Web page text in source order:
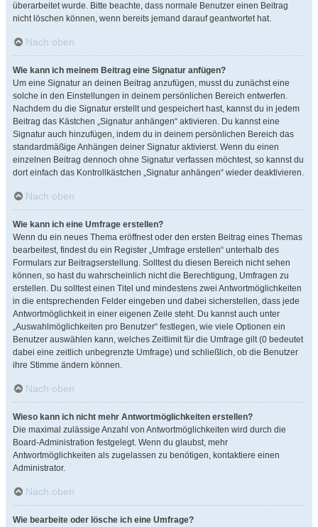
überarbeitet wurde. Bitte beachte, dass normale Benutzer einen Beitrag
nicht löschen können, wenn bereits jemand darauf geantwortet hat.
Nach oben
Wie kann ich meinem Beitrag eine Signatur anfügen?
Um eine Signatur an deinen Beitrag anzufügen, musst du zunächst eine
solche in den Einstellungen in deinem persönlichen Bereich entwerfen.
Nachdem du die Signatur erstellt und gespeichert hast, kannst du in jedem
Beitrag das Kästchen „Signatur anhängen“ aktivieren. Du kannst eine
Signatur auch hinzufügen, indem du in deinem persönlichen Bereich das
standardmäßige Anhängen deiner Signatur aktivierst. Wenn du einen
einzelnen Beitrag dennoch ohne Signatur verfassen möchtest, so kannst du
dort einfach das Kontrollkästchen „Signatur anhängen“ wieder deaktivieren.
Nach oben
Wie kann ich eine Umfrage erstellen?
Wenn du ein neues Thema eröffnest oder den ersten Beitrag eines Themas
bearbeitest, findest du ein Register „Umfrage erstellen“ unterhalb des
Formulars zur Beitragserstellung. Solltest du diesen Bereich nicht sehen
können, so hast du wahrscheinlich nicht die Berechtigung, Umfragen zu
erstellen. Du solltest einen Titel und mindestens zwei Antwortmöglichkeiten
in die entsprechenden Felder eingeben und dabei sicherstellen, dass jede
Antwortmöglichkeit in einer eigenen Zeile steht. Du kannst auch unter
„Auswahlmöglichkeiten pro Benutzer“ festlegen, wie viele Optionen ein
Benutzer auswählen kann, welches Zeitlimit für die Umfrage gilt (0 bedeutet
dabei eine zeitlich unbegrenzte Umfrage) und schließlich, ob die Benutzer
ihre Stimme ändern können.
Nach oben
Wieso kann ich nicht mehr Antwortmöglichkeiten erstellen?
Die maximal zulässige Anzahl von Antwortmöglichkeiten wird durch die
Board-Administration festgelegt. Wenn du glaubst, mehr
Antwortmöglichkeiten als zugelassen zu benötigen, kontaktiere einen
Administrator.
Nach oben
Wie bearbeite oder lösche ich eine Umfrage?